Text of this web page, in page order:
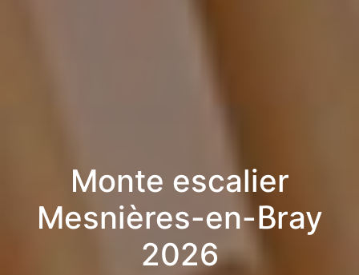
Monte escalier
Mesnières-en-Bray
2026